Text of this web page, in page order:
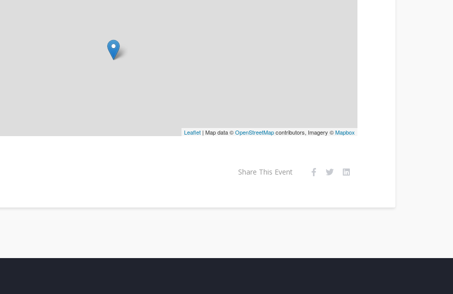
Leaflet | Map data ©OpenStreetMapcontributors, Imagery ©Mapbox
Share This Event